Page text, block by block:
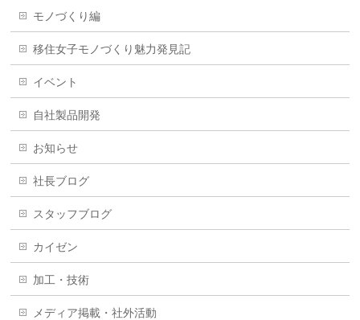
モノづくり編
移住女子モノづくり魅力発見記
イベント
自社製品開発
お知らせ
社長ブログ
スタッフブログ
カイゼン
加工・技術
メディア掲載・社外活動